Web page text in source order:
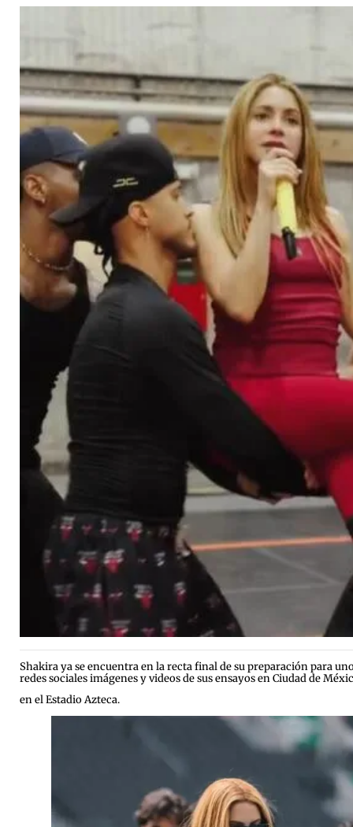
Shakira ya se encuentra en la recta final de su preparación para
redes sociales imágenes y videos de sus ensayos en Ciudad de
en el Estadio Azteca.